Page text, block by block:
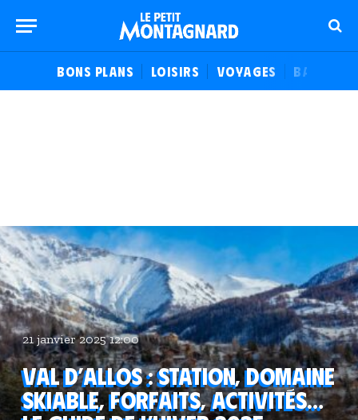
BONS PLANS LOISIRS VOYAGES BALADES
21 janvier 2025 12:00
Val d’Allos : station, domaine
skiable, forfaits, activités…